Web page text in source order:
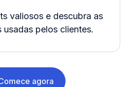
valiosos e descubra as
usadas pelos clientes.
agora